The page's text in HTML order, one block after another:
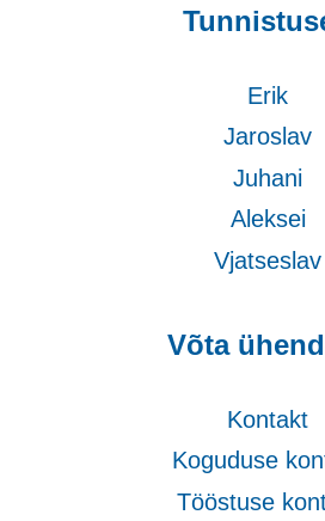
Erik
Jaroslav
Juhani
Aleksei
Vjatseslav
Võta
Kontakt
Koguduse
Tööstuse